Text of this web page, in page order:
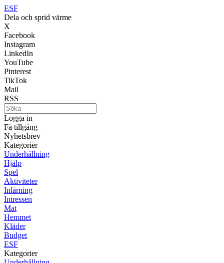
ESF
Dela och sprid värme
X
Facebook
Instagram
LinkedIn
YouTube
Pinterest
TikTok
Mail
RSS
Logga in
Få tillgång
Nyhetsbrev
Kategorier
Underhållning
Hjälp
Spel
Aktiviteter
Inlärning
Intressen
Mat
Hemmet
Kläder
Budget
ESF
Kategorier